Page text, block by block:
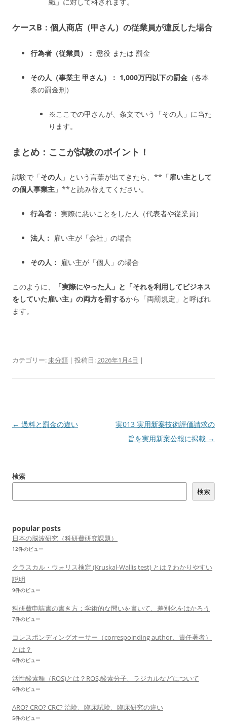
ケースB：個人商店（甲さん）の従業員が違反した場合
行為者（従業員）： 懲役 または 罰金
その人（事業主 甲さん）： 1,000万円以下の罰金 （各本
条の罰金刑）
※ここでの甲さんが、条文でいう「その人」に当た
ります。
まとめ：ここが試験のポイント！
試験で「その人 」という言葉が出てきたら、**「雇い主として
の個人事業主 」**と読み替えてください。
行為者： 実際に悪いことをした人（代表者や従業員）
法人： 雇い主が「会社」の場合
その人： 雇い主が「個人」の場合
このように、 「実際にやった人」と「それを利用してビジネス
をしていた雇い主」の両方を罰するから「両罰規定 」と呼ばれ
ます。
カテゴリー:未分類 | 投稿日:2026年1月4日 |
投
ゲ
ン
← 過料と罰金の違い
実013 実用新案技術評価請求の
旨を実用新案公報に掲載 →
検索
検索
popular posts
日本の脳波研究（科研費研究課題）
12件のビュー
クラスカル・ウォリス検定 (Kruskal-Wallis test) とは？わかりやすい
説明
9件のビュー
科研費申請書の書き方：学術的な問いを書いて、差別化をはかろう
7件のビュー
コレスポンディングオーサー（correspoinding author、責任著者）
とは？
6件のビュー
活性酸素種（ROS)とは？ROS,酸素分子、ラジカルなどについて
6件のビュー
ARO? CRO? CRC? 治験、臨床試験、臨床研究の違い
5件のビュー